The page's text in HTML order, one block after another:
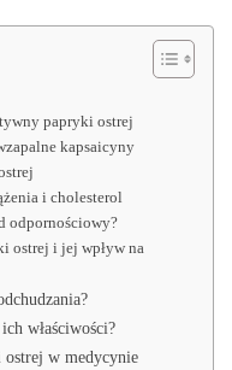
papryki ostrej
kapsaicyny
i cholesterol
odpornościowy?
ostrej i jej wpływ na
właściwości?
ostrej w medycynie